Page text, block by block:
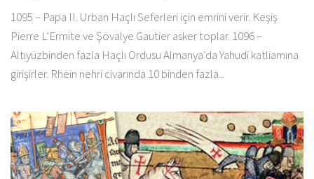
1095 – Papa II. Urban Haçlı Seferleri için emrini verir. Keşiş
Pierre L’Ermite ve Şövalye Gautier asker toplar. 1096 –
Altıyüzbinden fazla Haçlı Ordusu Almanya’da Yahudi katliamına
girişirler. Rhein nehri civarında 10 binden fazla...